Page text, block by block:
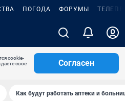
ПОГОДА ФОРУМЫ
cookie-
свое
Согласен
Как будут работать аптеки и